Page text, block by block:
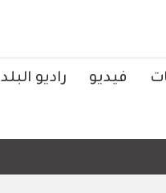
فيديو راديو البلد